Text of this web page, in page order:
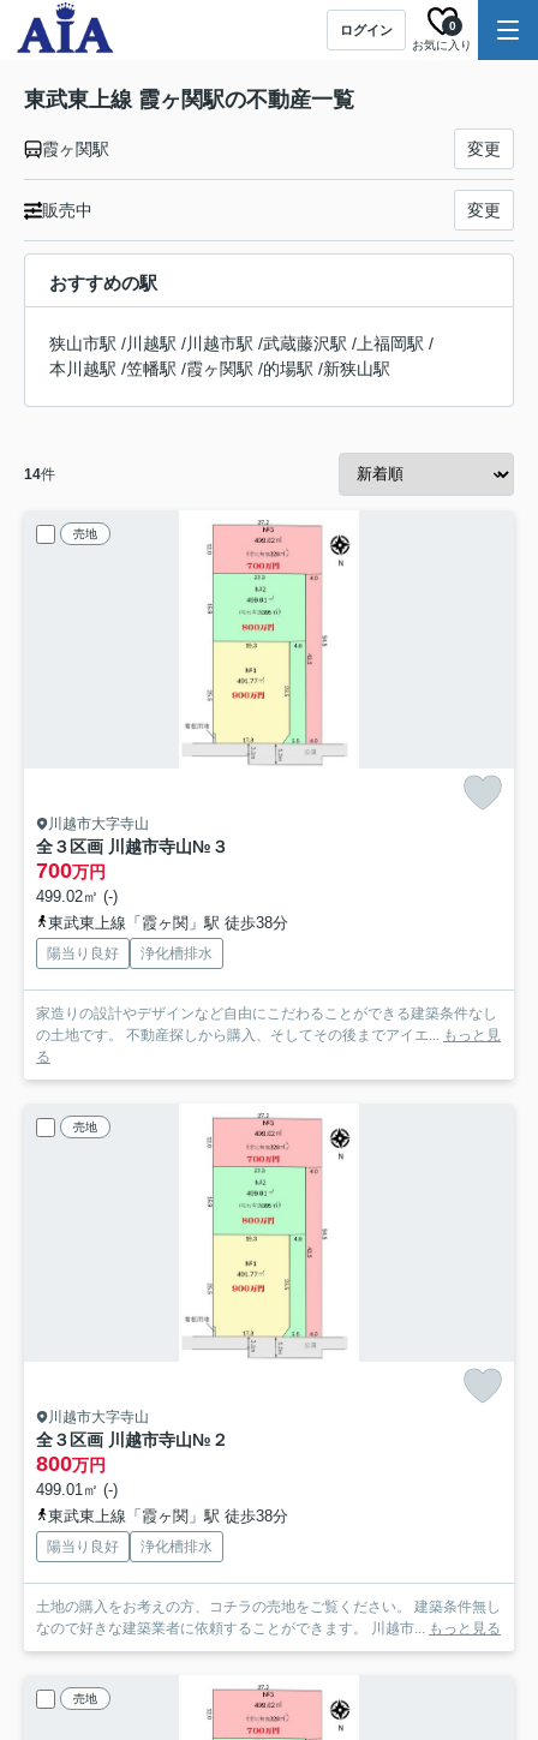
ログイン
お気に入り
0
東武東上線 霞ヶ関駅の不動産一覧
霞ヶ関駅 変更
販売中 変更
おすすめの駅
狭山市駅 /川越駅 /川越市駅 /武蔵藤沢駅 / 上福岡駅 /
本川越駅 /笠幡駅 /霞ヶ関駅 /的場駅 /新狭山駅
14件
売地
川越市大字寺山
全３区画 川越市寺山№３
700万円
499.02㎡ (-)
東武東上線「霞ヶ関」駅 徒歩38分
陽当り良好 浄化槽排水
家造りの設計やデザインなど自由にこだわることができる建築条件なし
の土地です。 不動産探しから購入、そしてその後までアイエ... もっと見
る
売地
川越市大字寺山
全３区画 川越市寺山№２
800万円
499.01㎡ (-)
東武東上線「霞ヶ関」駅 徒歩38分
陽当り良好 浄化槽排水
土地の購入をお考えの方、コチラの売地をご覧ください。 建築条件無し
なので好きな建築業者に依頼することができます。 川越市... もっと見る
売地